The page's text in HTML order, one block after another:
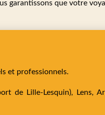
garantissons que votre
et professionnels.
de Lille-Lesquin), Lens,